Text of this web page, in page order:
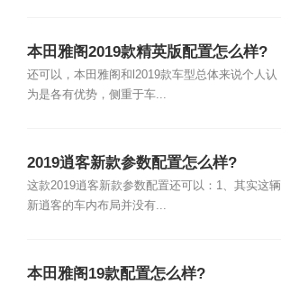
本田雅阁2019款精英版配置怎么样?
还可以，本田雅阁和l2019款车型总体来说个人认
为是各有优势，侧重于车...
2019逍客新款参数配置怎么样?
这款2019逍客新款参数配置还可以：1、其实这辆
新逍客的车内布局并没有...
本田雅阁19款配置怎么样?